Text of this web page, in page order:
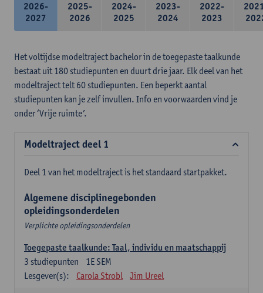
2026-
2027
2025-
2026
2024-
2025
2023-
2024
2022-
2023
Het voltijdse modeltraject bachelor in de toegepaste taalkunde
bestaat uit 180 studiepunten en duurt drie jaar. Elk deel van het
modeltraject telt 60 studiepunten. Een beperkt aantal
studiepunten kan je zelf invullen. Info en voorwaarden vind je
onder ‘Vrije ruimte’.
Modeltraject deel 1
Deel 1 van het modeltraject is het standaard startpakket.
Algemene disciplinegebonden
opleidingsonderdelen
Verplichte opleidingsonderdelen
Toegepaste taalkunde: Taal, individu en maatschappij
1E SEM
3 studiepunten
Lesgever(s):
Carola Strobl Jim Ureel